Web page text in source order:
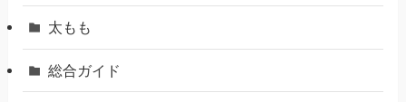
太もも
総合ガイド